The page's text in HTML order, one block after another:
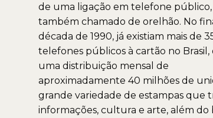
de uma ligação em telefone público,
também chamado de orelhão. No
década de 1990, já existiam mais de
telefones públicos à cartão no Brasil,
uma distribuição mensal de
aproximadamente 40 milhões de
grande variedade de estampas que
informações, cultura e arte, além do